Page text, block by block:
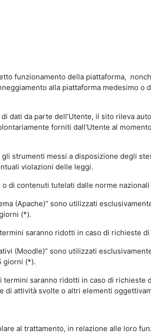
funzionamento della piattaforma,
alla piattaforma medesimo o
dati da parte dell’Utente, il sito rileva
forniti dall'Utente al
strumenti messi a disposizione degli
violazioni delle leggi.
di contenuti tutelati dalle norme
(Apache)” sono utilizzati
(*).
saranno ridotti in caso di richieste di
(Moodle)” sono utilizzati
giorni (*).
saranno ridotti in caso di richieste
attività svolte o altri elementi
al trattamento, in relazione alle loro